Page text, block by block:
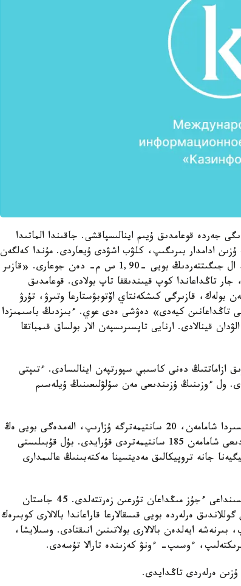
جەردە قوعامدىق ۇيىم اينالىسپاقشى. جاقىندا الماتىدا
ۇزىن ادامدار بىرىگىپ، كلۋب اشۋدى ۇيعاردى. مۇندا كەلگەن
بويجەتكەندەردىڭ بويى كەم دەگەندە - 1,80 س م، ال جىگىتتەردىڭ بويى -1,90 س م- دەن جوعارى. «قازىر
تاڭداعاندا كوپ قيىندىققا تاپ بولادى. قوعامدىق
بولەك، قازىرگى كىشكەنتاي اۆتوبۋستارعا وتىرۋ، تۇرۋ
تاڭداعانىن كيەدى» دەۋشى ەدى عوي. ءبىزدىڭ باسىمىزدا
قينالادى. ارنايى تاپسىرىسپەن الار بولساق قىمباتقا
ساياباعىندا باس قوسقان 30 عا جۋىق ازاماتتىڭ دەنى كاسىبي سپورتپەن اينالىسادى. ءتىپتى
دا بولدى. ول ءوزىنىڭ ۇزىندىعى مەن سۇلۋلىعىنىڭ ۇيلەسىم
نيدەرلاندى ەلىنىڭ تۇرعىندارى سوڭعى ءبىر جارىم عاسىردا شامامەن، 20 سانتيمەترگە ۇزارىپ، الەمدەگى بويى ەڭ
ۇزىن ادامدارعا اينالدى. ولاردىڭ بويىنىڭ ورتاشا ۇزىندىعى شامامەن 185 سانتيمەتردى قۇرايدى. بۇل قۇبىلىستى
جانە تروپيكالىق مەديتسينا مەكتەبىنىڭ عالىمدارى
زەرتتەۋ كەزىندە ەلدىڭ ءۇش سولتۇستىك پروۆينتسياسىنداعى ءجۇز مىڭداعان تۇرعىن زەرتتەلدى. 45 جاستان
ەرلەردە بويى قىسقالارعا قاراعاندا بالالارى كوبىرەك
ايەلدەن بالالارى بولاتىنىن انىقتادى. وسىلايشا،
ءوسىپ- ءونۋ كەزىندە تارالا تۇسەدى.
ەرلەردى تاڭدايدى.